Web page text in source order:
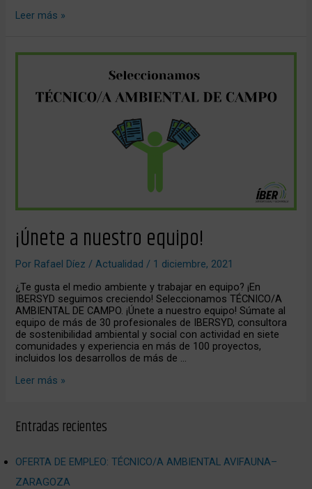
Leer más »
¡Únete a nuestro equipo!
Por Rafael Díez/Actualidad / 1 diciembre, 2021
¿Te gusta el medio ambiente y trabajar en equipo? ¡En
IBERSYD seguimos creciendo! Seleccionamos TÉCNICO/A
AMBIENTAL DE CAMPO. ¡Únete a nuestro equipo! Súmate al
equipo de más de 30 profesionales de IBERSYD, consultora
de sostenibilidad ambiental y social con actividad en siete
comunidades y experiencia en más de 100 proyectos,
incluidos los desarrollos de más de …
¡Únete
equipo!
Leer más »
Entradas recientes
OFERTA DE EMPLEO: TÉCNICO/A AMBIENTAL AVIFAUNA–
ZARAGOZA